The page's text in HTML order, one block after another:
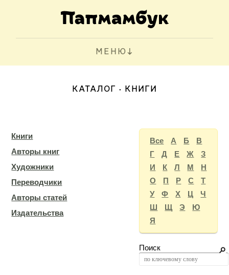
МЕНЮ
КАТАЛОГ КНИГИ
Книги
Авторы книг
Художники
Переводчики
Авторы статей
Издательства
Все А Б
В
Г
Д Е Ж
З
И
К Л М
Н
О
П Р С
Т
У
Ф Х Ц
Ч
Ш
Щ Э
Ю
Я
Поиск